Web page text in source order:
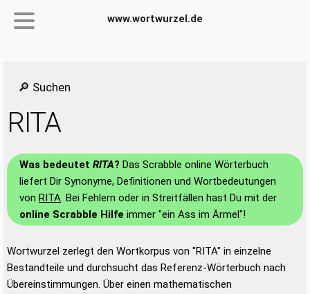
www.wortwurzel.de
🔎 Suchen
RITA
Was bedeutet RITA? Das Scrabble online Wörterbuch
liefert Dir Synonyme, Definitionen und Wortbedeutungen
von RITA. Bei Fehlern oder in Streitfällen hast Du mit der
online Scrabble Hilfe immer "ein Ass im Ärmel"!
Wortwurzel zerlegt den Wortkorpus von "RITA" in einzelne
Bestandteile und durchsucht das Referenz-Wörterbuch nach
Übereinstimmungen. Über einen mathematischen